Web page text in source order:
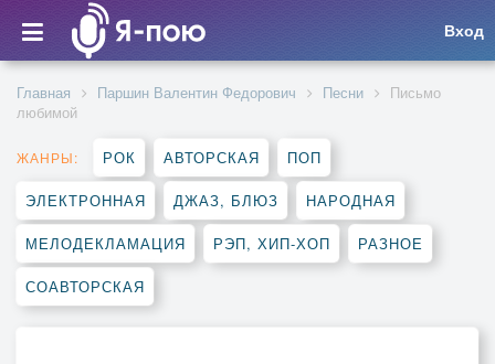
Вход
Главная Паршин Валентин Федорович Песни
Письмо
любимой
ЖАНРЫ: РОК АВТОРСКАЯ ПОП
ЭЛЕКТРОННАЯ ДЖАЗ, БЛЮЗ НАРОДНАЯ
МЕЛОДЕКЛАМАЦИЯ РЭП, ХИП-ХОП РАЗНОЕ
СОАВТОРСКАЯ